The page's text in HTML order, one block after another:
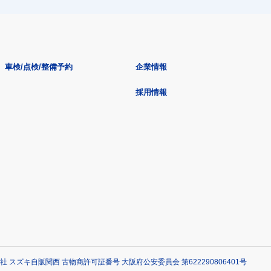
車検/点検/整備予約 企業情報
採用情報
スズキ自販関西 古物商許可証番号 大阪府公安委員会 第622290806401号